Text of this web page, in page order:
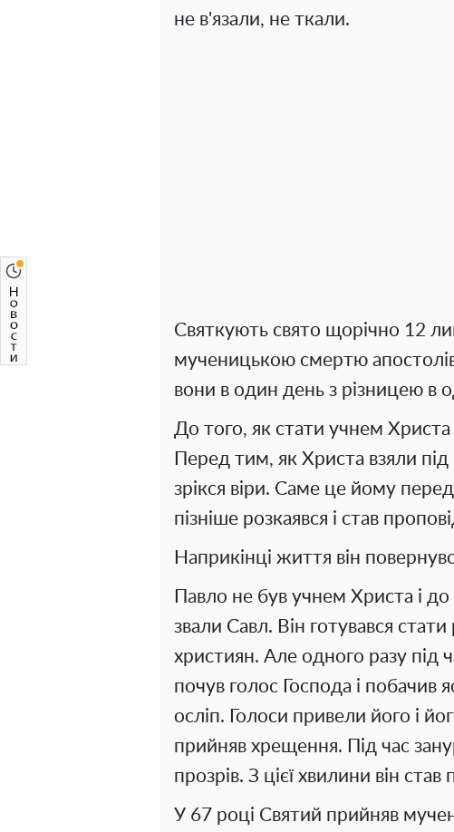
не в'язали, не ткали.
Святкують свято щорічно 12
мученицькою смертю
вони в один день з різницею в
До того, як стати учнем
Перед тим, як Христа взяли
зрікся віри. Саме це йому
пізніше розкаявся і став
Наприкінці життя він
Павло не був учнем Христа і
звали Савл. Він готувався стати
християн. Але одного разу під
почув голос Господа і побачив
осліп. Голоси привели його і
прийняв хрещення. Під час
прозрів. З цієї хвилини він
У 67 році Святий прийняв